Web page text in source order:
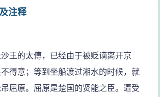
注释
的太傅，已经由于被贬谪离开京
得意；等到坐船渡过湘水的时候，就
屈原。屈原是楚国的贤能之臣。遭受